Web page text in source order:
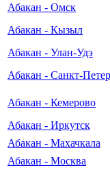
Абакан - Омск
Абакан - Кызыл
Абакан - Улан-Удэ
Абакан - Санкт-
Абакан - Кемерово
Абакан - Иркутск
Абакан - Махачкала
Абакан - Москва